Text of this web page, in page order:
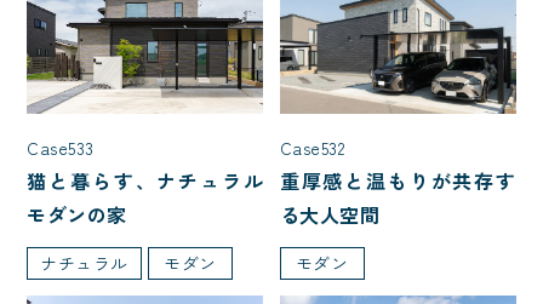
Case533
猫と暮らす、ナチュラル
モダンの家
ナチュラル モダン
Case532
重厚感と温もりが共存す
る大人空間
モダン
価格帯
1,000万円台
2,000万円台
5,000万円台
部屋数